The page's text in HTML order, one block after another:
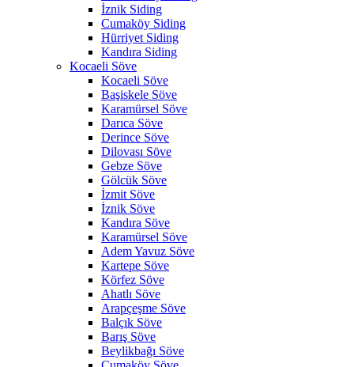
İznik Siding
Cumaköy Siding
Hürriyet Siding
Kandıra Siding
Kocaeli Söve
Kocaeli Söve
Başiskele Söve
Karamürsel Söve
Darıca Söve
Derince Söve
Dilovası Söve
Gebze Söve
Gölcük Söve
İzmit Söve
İznik Söve
Kandıra Söve
Karamürsel Söve
Adem Yavuz Söve
Kartepe Söve
Körfez Söve
Ahatlı Söve
Arapçeşme Söve
Balçık Söve
Barış Söve
Beylikbağı Söve